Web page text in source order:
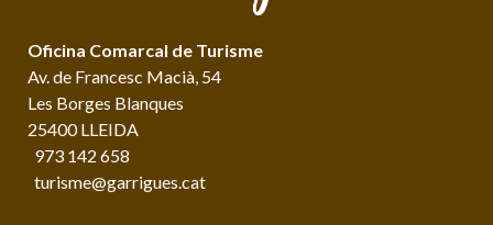
Oficina Comarcal de Turisme
Av. de Francesc Macià, 54
Les Borges Blanques
25400 LLEIDA
973 142 658
turisme@garrigues.cat